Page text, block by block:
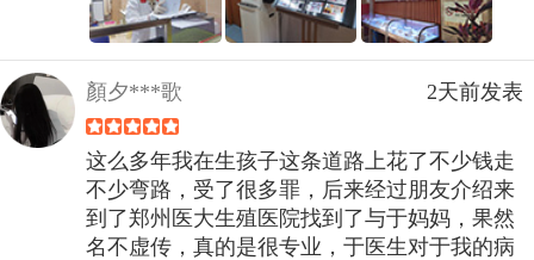
顏夕***歌 2天前发表
这么多年我在生孩子这条道路上花了不少钱走
不少弯路，受了很多罪，后来经过朋友介绍来
到了郑州医大生殖医院找到了与于妈妈，果然
名不虚传，真的是很专业，于医生对于我的病